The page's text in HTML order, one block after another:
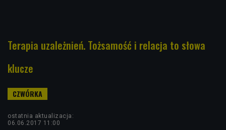
Terapia uzależnień. Tożsamość i relacja to słowa
klucze
ostatnia aktualizacja:
06.06.2017 11:00